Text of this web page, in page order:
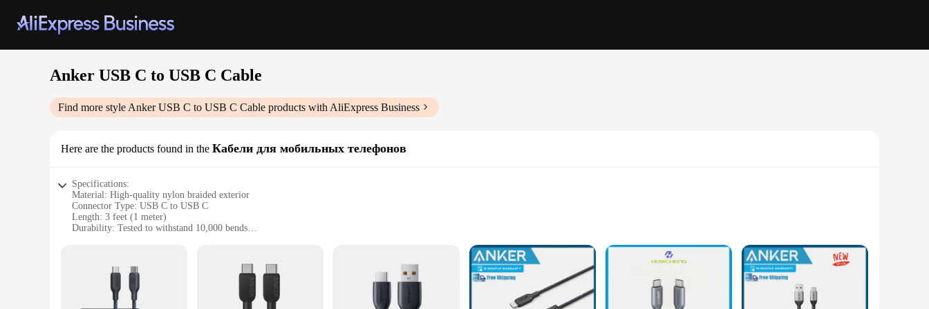
Anker USB C to USB C Cable
Find more style Anker USB C to USB C Cable products with AliExpress Business
Here are the products found in the Кабели для мобильных телефонов
Specifications:
Material: High-quality nylon braided exterior
Connector Type: USB C to USB C
Length: 3 feet (1 meter)
Durability: Tested to withstand 10,000 bends
**Reliable Connectivity and High-Speed Data Transfer**